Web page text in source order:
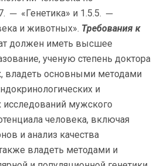
─ «Генетика» и 1.5.5. ─
и животных». Требования к
должен иметь высшее
ученую степень доктора
владеть основными методами
и
исследований мужского
человека, включая
и анализ качества
владеть методами и